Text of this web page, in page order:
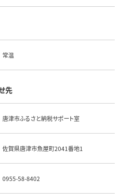
常温
先
唐津市ふるさと納税サポート室
佐賀県唐津市魚屋町2041番地1
0955-58-8402